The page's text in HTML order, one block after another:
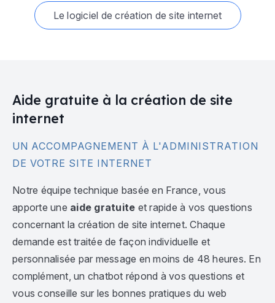
Le logiciel de création de site internet
Aide gratuite à la création de site
internet
UN ACCOMPAGNEMENT À L'ADMINISTRATION
DE VOTRE SITE INTERNET
Notre équipe technique basée en France, vous
apporte une aide gratuite et rapide à vos questions
concernant la création de site internet. Chaque
demande est traitée de façon individuelle et
personnalisée par message en moins de 48 heures. En
complément, un chatbot répond à vos questions et
vous conseille sur les bonnes pratiques du web